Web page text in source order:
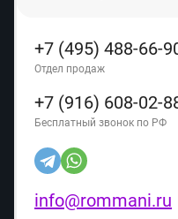
+7 (495) 488-66-
Отдел продаж
+7 (916) 608-02-
Бесплатный звонок по РФ
info@rommani.ru